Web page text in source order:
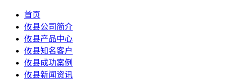
首页
攸县公司简介
攸县产品中心
攸县知名客户
攸县成功案例
攸县新闻资讯